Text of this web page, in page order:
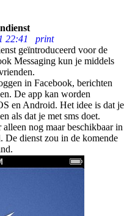
22:41
print
geïntroduceerd voor de
Messaging kun je middels
in Facebook, berichten
De app kan worden
en Android. Het idee is dat je
als dat je met sms doet.
nog maar beschikbaar in
De dienst zou in de komende